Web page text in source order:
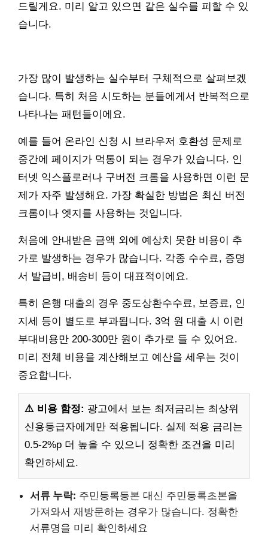
드릴게요. 미리 알고 있으면 같은 실수를 피할 수 있
습니다.
가장 많이 발생하는 실수부터 구체적으로 살펴보겠
습니다. 특히 처음 시도하는 분들에게서 반복적으로
나타나는 패턴들이에요.
예를 들어 온라인 신청 시 브라우저 호환성 문제로
중간에 페이지가 먹통이 되는 경우가 있습니다. 인
터넷 익스플로러나 구버전 크롬을 사용하면 이런 문
제가 자주 발생해요. 가장 확실한 방법은 최신 버전
크롬이나 엣지를 사용하는 것입니다.
처음에 안내받은 금액 외에 예상치 못한 비용이 추
가로 발생하는 경우가 많습니다. 각종 수수료, 증명
서 발급비, 배송비 등이 대표적이에요.
특히 은행 대출의 경우 중도상환수수료, 보증료, 인
지세 등이 별도로 부과됩니다. 3억 원 대출 시 이런
부대비용만 200-300만 원이 추가로 들 수 있어요.
미리 전체 비용을 계산해보고 예산을 세우는 것이
중요합니다.
⚠️ 비용 함정: 광고에서 보는 최저금리는 최상위
신용등급자에게만 적용됩니다. 실제 적용 금리는
0.5-2%p 더 높을 수 있으니 정확한 조건을 미리
확인하세요.
서류 누락: 주민등록등본 대신 주민등록초본을
가져와서 재방문하는 경우가 많습니다. 정확한
서류명을 미리 확인하세요